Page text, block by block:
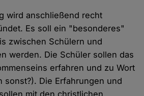
wird anschließend recht
Es soll ein "besonderes"
zwischen Schülern und
werden. Die Schüler sollen das
erfahren und zu Wort
sonst?). Die Erfahrungen und